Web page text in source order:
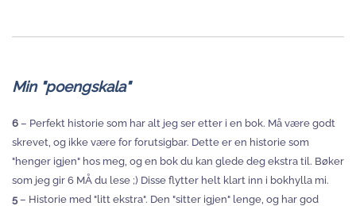
Min "poengskala"
6– Perfekt historie som har alt jeg ser etter i en bok. Må være godt
skrevet, og ikke være for forutsigbar. Dette er en historie som
"henger igjen" hos meg, og en bok du kan glede deg ekstra til. Bøker
som jeg gir 6 MÅ du lese ;) Disse flytter helt klart inn i bokhylla mi.
5– Historie med "litt ekstra". Den "sitter igjen" lenge, og har god